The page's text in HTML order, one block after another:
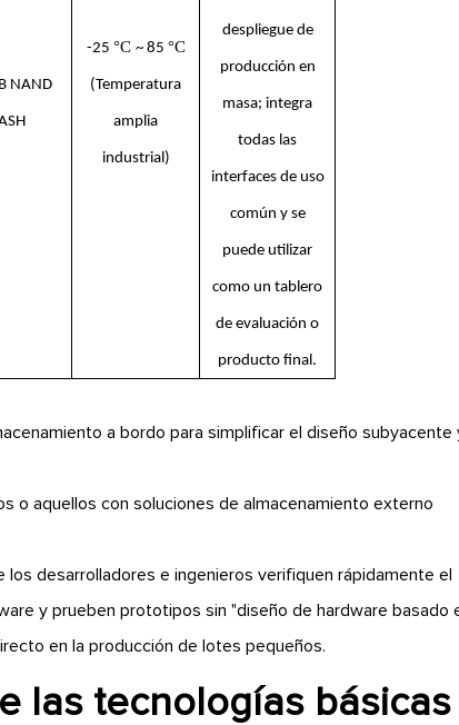
NAND
-25 °C ~ 85 °C
(Temperatura
amplia
industrial)
despliegue de
producción en
masa; integra
todas las
interfaces de uso
común y se
puede utilizar
como un tablero
de evaluación o
producto final.
a bordo para simplificar el diseño subyacente
o aquellos con soluciones de almacenamiento externo
los desarrolladores e ingenieros verifiquen rápidamente el
y prueben prototipos sin "diseño de hardware basado
en la producción de lotes pequeños.
las tecnologías básicas